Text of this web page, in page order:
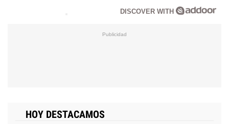
DISCOVER WITH
HOY DESTACAMOS